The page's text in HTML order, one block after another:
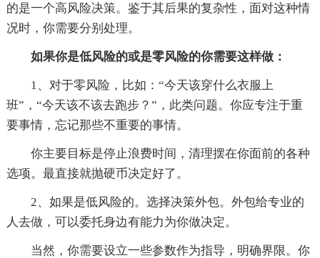
的是一个高风险决策。鉴于其后果的复杂性，面对这种情
况时，你需要分别处理。
如果你是低风险的或是零风险的你需要这样做：
1、对于零风险，比如：“今天该穿什么衣服上
班”，“今天该不该去跑步？”，此类问题。你应专注于重
要事情，忘记那些不重要的事情。
你主要目标是停止浪费时间，清理摆在你面前的各种
选项。最直接就抛硬币决定好了。
2、如果是低风险的。选择决策外包。外包给专业的
人去做，可以委托身边有能力为你做决定。
当然，你需要设立一些参数作为指导，明确界限。你